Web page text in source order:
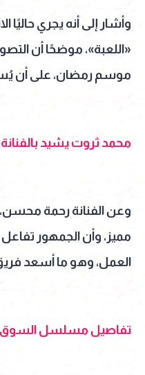
وأشار إلى أنه يجري
«اللعبة»، موضحًا أن
موسم رمضان، على أن
محمد ثروت يشيد
وعن الفنانة رحمة
مميز، وأن الجمهور
العمل، وهو ما أسعد
تفاصيل مسلسل السوق